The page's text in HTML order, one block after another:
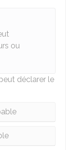
ou
déclarer le